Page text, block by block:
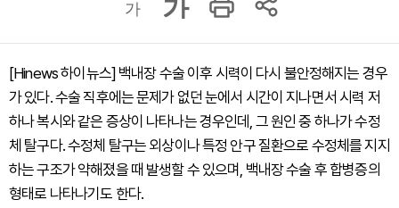
가 가
[Hinews 하이뉴스] 백내장 수술 이후 시력이 다시 불안정해지는 경우
가 있다. 수술 직후에는 문제가 없던 눈에서 시간이 지나면서 시력 저
하나 복시와 같은 증상이 나타나는 경우인데, 그 원인 중 하나가 수정
체 탈구다. 수정체 탈구는 외상이나 특정 안구 질환으로 수정체를 지지
하는 구조가 약해졌을 때 발생할 수 있으며, 백내장 수술 후 합병증의
형태로 나타나기도 한다.